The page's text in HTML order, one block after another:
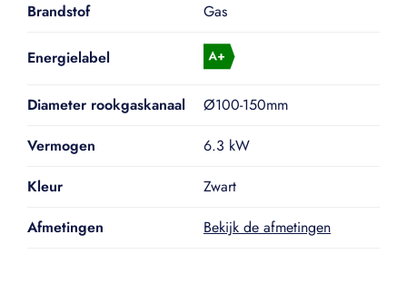
Brandstof
Gas
Energielabel
Diameter rookgaskanaal
Ø100-150mm
Vermogen
6.3 kW
Kleur
Zwart
Afmetingen
Bekijk de afmetingen